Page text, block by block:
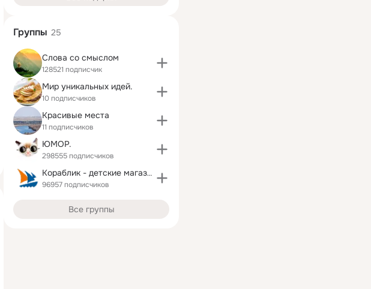
Группы 25
Слова со смыслом
128521 подписчик
Мир уникальных идей.
10 подписчиков
Красивые места
11 подписчиков
ЮМОР.
298555 подписчиков
Кораблик - детские магазины
96957 подписчиков
Все группы